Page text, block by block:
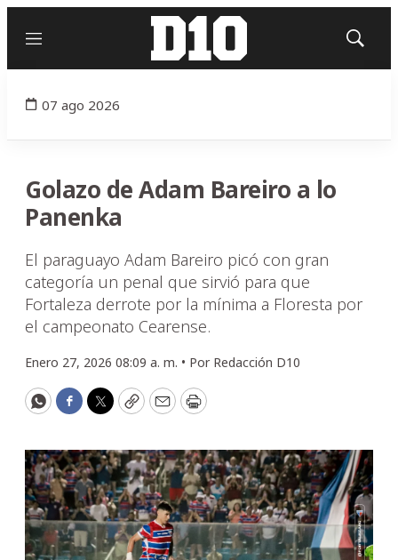
Menú
Mostrar
07 ago 2026
Golazo de Adam Bareiro a lo
Panenka
El paraguayo Adam Bareiro picó con gran
categoría un penal que sirvió para que
Fortaleza derrote por la mínima a Floresta por
el campeonato Cearense.
Enero 27, 2026 08:09 a. m. • Por Redacción D10
WhatsApp
Facebook
Twitter
CopyEmailPrint